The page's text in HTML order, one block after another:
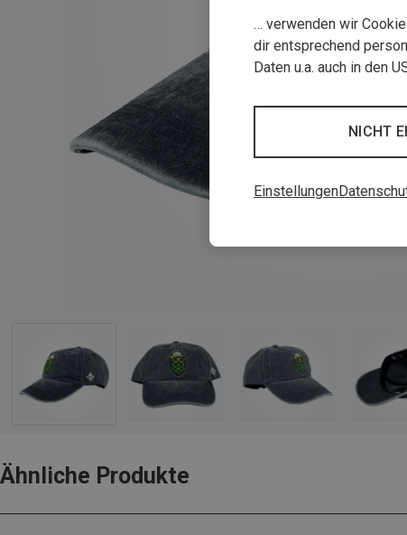
Ähnliche Produkte
… verwenden wir
dir entsprechend
Daten u.a. auch in den
NICHT
Einstellungen